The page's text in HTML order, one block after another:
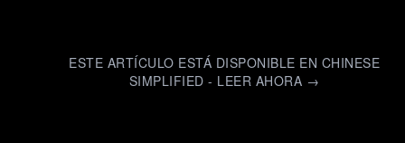
ESTE ARTÍCULO ESTÁ DISPONIBLE EN CHINESE
SIMPLIFIED - LEER AHORA →